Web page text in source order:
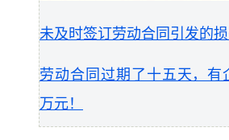
未及时签订劳动合同引发的
劳动合同过期了十五天，有
万元！